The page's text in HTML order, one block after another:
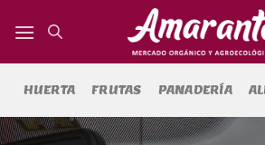
HUERTA FRUTAS PANADERÍA